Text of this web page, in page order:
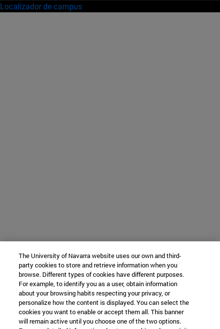
Localizador de campus
The University of Navarra website uses our own and third-
party cookies to store and retrieve information when you
browse. Different types of cookies have different purposes.
For example, to identify you as a user, obtain information
about your browsing habits respecting your privacy, or
personalize how the content is displayed. You can select the
cookies you want to enable or accept them all. This banner
will remain active until you choose one of the two options.